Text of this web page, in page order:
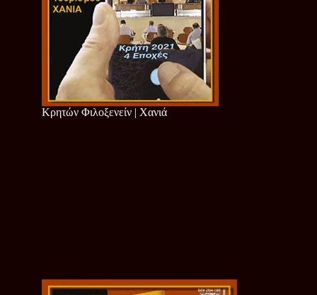
Κρητών Φιλοξενείν | Χανιά